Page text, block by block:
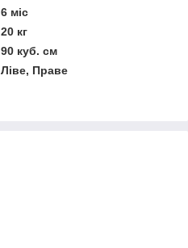
6 міс
20 кг
90 куб. см
Ліве, Праве